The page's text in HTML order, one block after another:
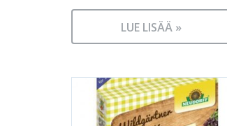
LUE LISÄÄ »